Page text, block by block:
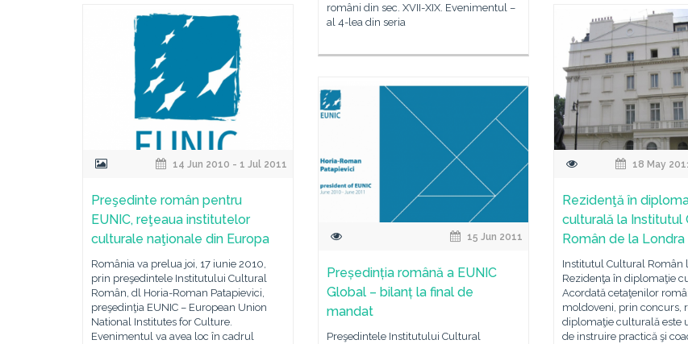
români din sec. XVII-XIX. Evenimentul –
al 4-lea din seria
14 Jun 2010 - 1 Jul 2011
Preşedinte român pentru
EUNIC, reţeaua institutelor
culturale naţionale din Europa
România va prelua joi, 17 iunie 2010,
prin preşedintele Institutului Cultural
Român, dl Horia-Roman Patapievici,
preşedinţia EUNIC – European Union
National Institutes for Culture.
Evenimentul va avea loc în cadrul
18 May
Rezidenţă în
culturală la Institutul
Român de la Londra
Institutul Cultural Român
Rezidenţa în diplomaţie
Acordată cetaţenilor
moldoveni, prin concurs,
diplomaţie culturală este
de instruire practică şi
15 Jun 2011
Președinția română a EUNIC
Global – bilanț la final de
mandat
Preşedintele Institutului Cultural